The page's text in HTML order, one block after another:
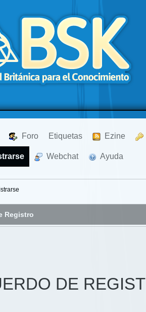
Foro Etiquetas Ezine
Webchat Ayuda
Registro
DE